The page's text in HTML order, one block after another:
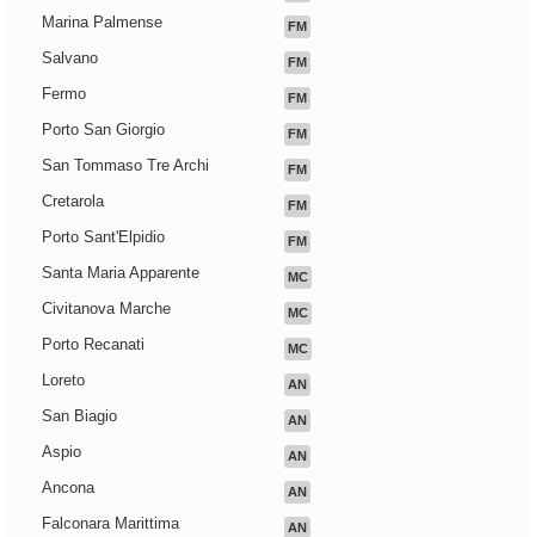
Marina Palmense FM
Salvano FM
Fermo FM
Porto San Giorgio FM
San Tommaso Tre Archi FM
Cretarola FM
Porto Sant'Elpidio FM
Santa Maria Apparente MC
Civitanova Marche MC
Porto Recanati MC
Loreto AN
San Biagio AN
Aspio AN
Ancona AN
Falconara Marittima AN